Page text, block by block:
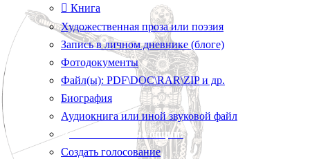
Книга
Художественная проза или поэзия
Запись в личном дневнике (блоге)
Фотодокументы
Файл(ы): PDF\DOC\RAR\ZIP и др.
Биография
Аудиокнига или иной звуковой файл
Дополнительные опции:
Создать голосование